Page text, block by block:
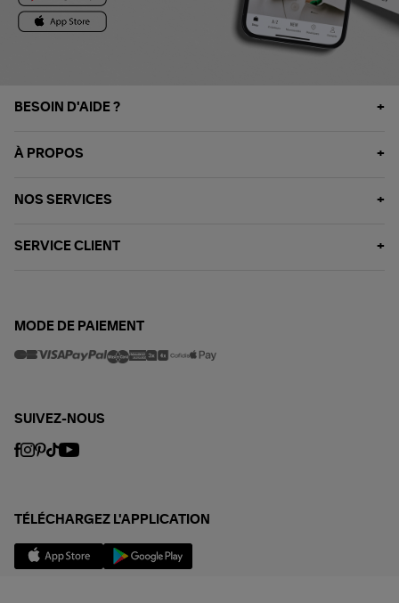
BESOIN D'AIDE ?
À PROPOS
NOS SERVICES
SERVICE CLIENT
MODE DE PAIEMENT
SUIVEZ-NOUS
TÉLÉCHARGEZ L'APPLICATION